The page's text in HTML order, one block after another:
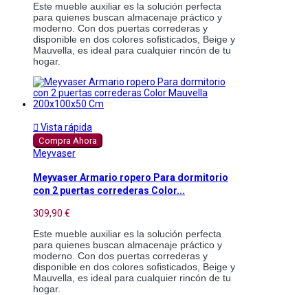
Este mueble auxiliar es la solución perfecta
para quienes buscan almacenaje práctico y
moderno. Con dos puertas correderas y
disponible en dos colores sofisticados, Beige y
Mauvella, es ideal para cualquier rincón de tu
hogar.
 Vista rápida
Compra Ahora
Meyvaser
Meyvaser Armario ropero Para dormitorio
con 2 puertas correderas Color...
309,90 €
Este mueble auxiliar es la solución perfecta
para quienes buscan almacenaje práctico y
moderno. Con dos puertas correderas y
disponible en dos colores sofisticados, Beige y
Mauvella, es ideal para cualquier rincón de tu
hogar.